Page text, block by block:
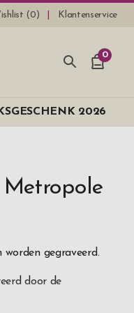
(0) Klantenservice
0
2026
gegraveerd.
door de